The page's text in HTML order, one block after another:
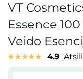
VT
Essence
Veido
4.9